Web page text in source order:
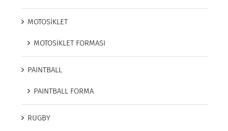
MOTOSİKLET
MOTOSİKLET FORMASI
PAINTBALL
PAINTBALL FORMA
RUGBY